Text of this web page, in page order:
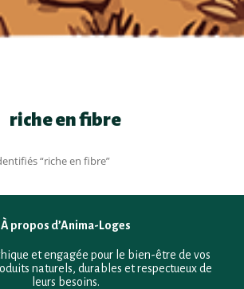
riche en fibre
“riche en fibre”
À propos d’Anima-Loges
et engagée pour le bien-être de vos
naturels, durables et respectueux de
leurs besoins.